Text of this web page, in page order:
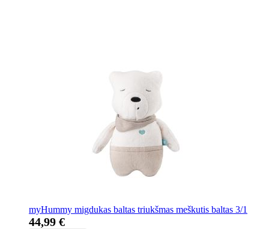
myHummy migdukas baltas triukšmas meškutis baltas 3/1
44,99 €